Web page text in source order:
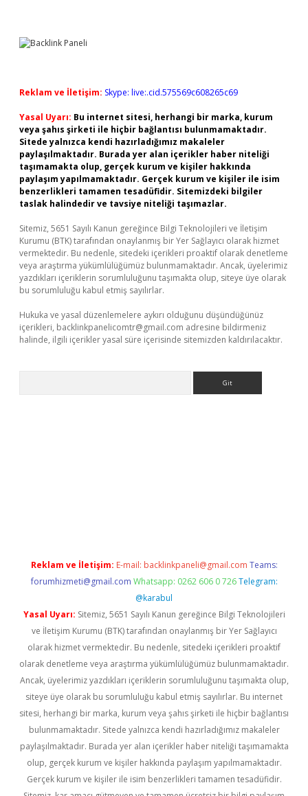
Reklam ve İletişim: Skype: live:.cid.575569c608265c69
Yasal Uyarı: Bu internet sitesi, herhangi bir marka, kurum
veya şahıs şirketi ile hiçbir bağlantısı bulunmamaktadır.
Sitede yalnızca kendi hazırladığımız makaleler
paylaşılmaktadır. Burada yer alan içerikler haber niteliği
taşımamakta olup, gerçek kurum ve kişiler hakkında
paylaşım yapılmamaktadır. Gerçek kurum ve kişiler ile isim
benzerlikleri tamamen tesadüfidir. Sitemizdeki bilgiler
taslak halindedir ve tavsiye niteliği taşımazlar.
Sitemiz, 5651 Sayılı Kanun gereğince Bilgi Teknolojileri ve İletişim
Kurumu (BTK) tarafından onaylanmış bir Yer Sağlayıcı olarak hizmet
vermektedir. Bu nedenle, sitedeki içerikleri proaktif olarak denetleme
veya araştırma yükümlülüğümüz bulunmamaktadır. Ancak, üyelerimiz
yazdıkları içeriklerin sorumluluğunu taşımakta olup, siteye üye olarak
bu sorumluluğu kabul etmiş sayılırlar.
Hukuka ve yasal düzenlemelere aykırı olduğunu düşündüğünüz
içerikleri, backlinkpanelicomtr@gmail.com adresine bildirmeniz
halinde, ilgili içerikler yasal süre içerisinde sitemizden kaldırılacaktır.
Reklam ve İletişim: E-mail: backlinkpaneli@gmail.com Teams:
forumhizmeti@gmail.com Whatsapp: 0262 606 0 726 Telegram:
@karabul
Yasal Uyarı: Sitemiz, 5651 Sayılı Kanun gereğince Bilgi Teknolojileri
ve İletişim Kurumu (BTK) tarafından onaylanmış bir Yer Sağlayıcı
olarak hizmet vermektedir. Bu nedenle, sitedeki içerikleri proaktif
olarak denetleme veya araştırma yükümlülüğümüz bulunmamaktadır.
Ancak, üyelerimiz yazdıkları içeriklerin sorumluluğunu taşımakta olup,
siteye üye olarak bu sorumluluğu kabul etmiş sayılırlar. Bu internet
sitesi, herhangi bir marka, kurum veya şahıs şirketi ile hiçbir bağlantısı
bulunmamaktadır. Sitede yalnızca kendi hazırladığımız makaleler
paylaşılmaktadır. Burada yer alan içerikler haber niteliği taşımamakta
olup, gerçek kurum ve kişiler hakkında paylaşım yapılmamaktadır.
Gerçek kurum ve kişiler ile isim benzerlikleri tamamen tesadüfidir.